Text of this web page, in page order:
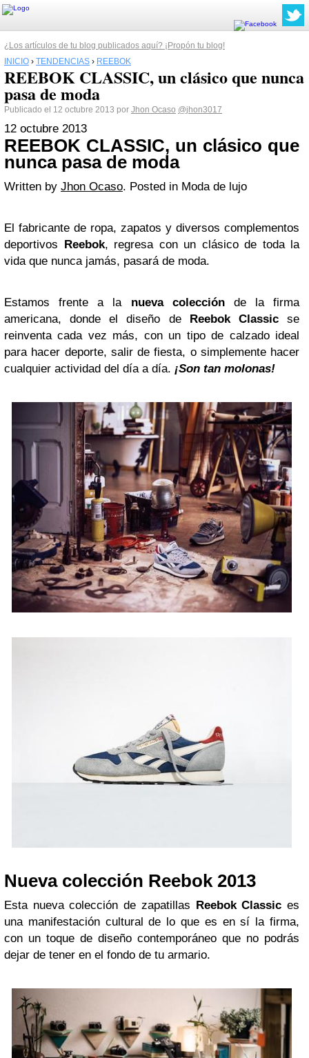
¿Los artículos de tu blog publicados aquí? ¡Propón tu blog!
INICIO › TENDENCIAS › REEBOK
REEBOK CLASSIC, un clásico que nunca
pasa de moda
Publicado el 12 octubre 2013 por Jhon Ocaso @jhon3017
12 octubre 2013
REEBOK CLASSIC, un clásico que
nunca pasa de moda
Written by Jhon Ocaso. Posted in Moda de lujo
El fabricante de ropa, zapatos y diversos complementos
deportivos Reebok, regresa con un clásico de toda la
vida que nunca jamás, pasará de moda.
Estamos frente a la nueva colecciónde la firma
americana, donde el diseño de ReebokClassicse
reinventa cada vez más, con un tipo de calzado ideal
para hacer deporte, salir de fiesta, o simplemente hacer
cualquier actividad del día a día. ¡Son tan molonas!
Nueva colección Reebok 2013
Esta nueva colección de zapatillas Reebok Classic es
una manifestación cultural de lo que es en sí la firma,
con un toque de diseño contemporáneo que no podrás
dejar de tener en el fondo de tu armario.